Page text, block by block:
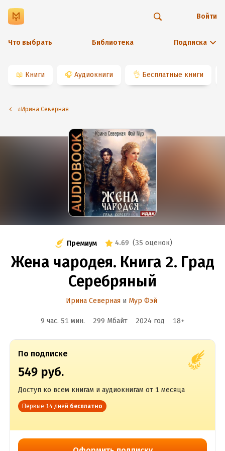
Что выбрать Библиотека Подписка
Войти
📖 Книги 🎧 Аудиокниги 👌 Бесплатные книги
⭐️Ирина Северная
Премиум 4.69 (35 оценок)
Жена чародея. Книга 2. Град
Серебряный
Ирина Северная и Мур Фэй
9 час. 51 мин. 299 Мбайт 2024 год 18+
По подписке
549 руб.
Доступ ко всем книгам и аудиокнигам от 1 месяца
Первые 14 дней бесплатно